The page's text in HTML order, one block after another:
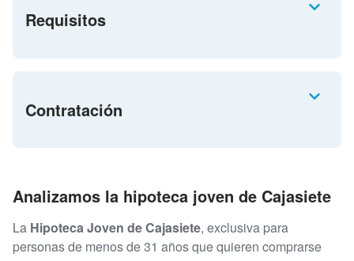
Requisitos
Contratación
Analizamos la hipoteca joven de Cajasiete
La Hipoteca Joven de Cajasiete, exclusiva para
personas de menos de 31 años que quieren comprarse